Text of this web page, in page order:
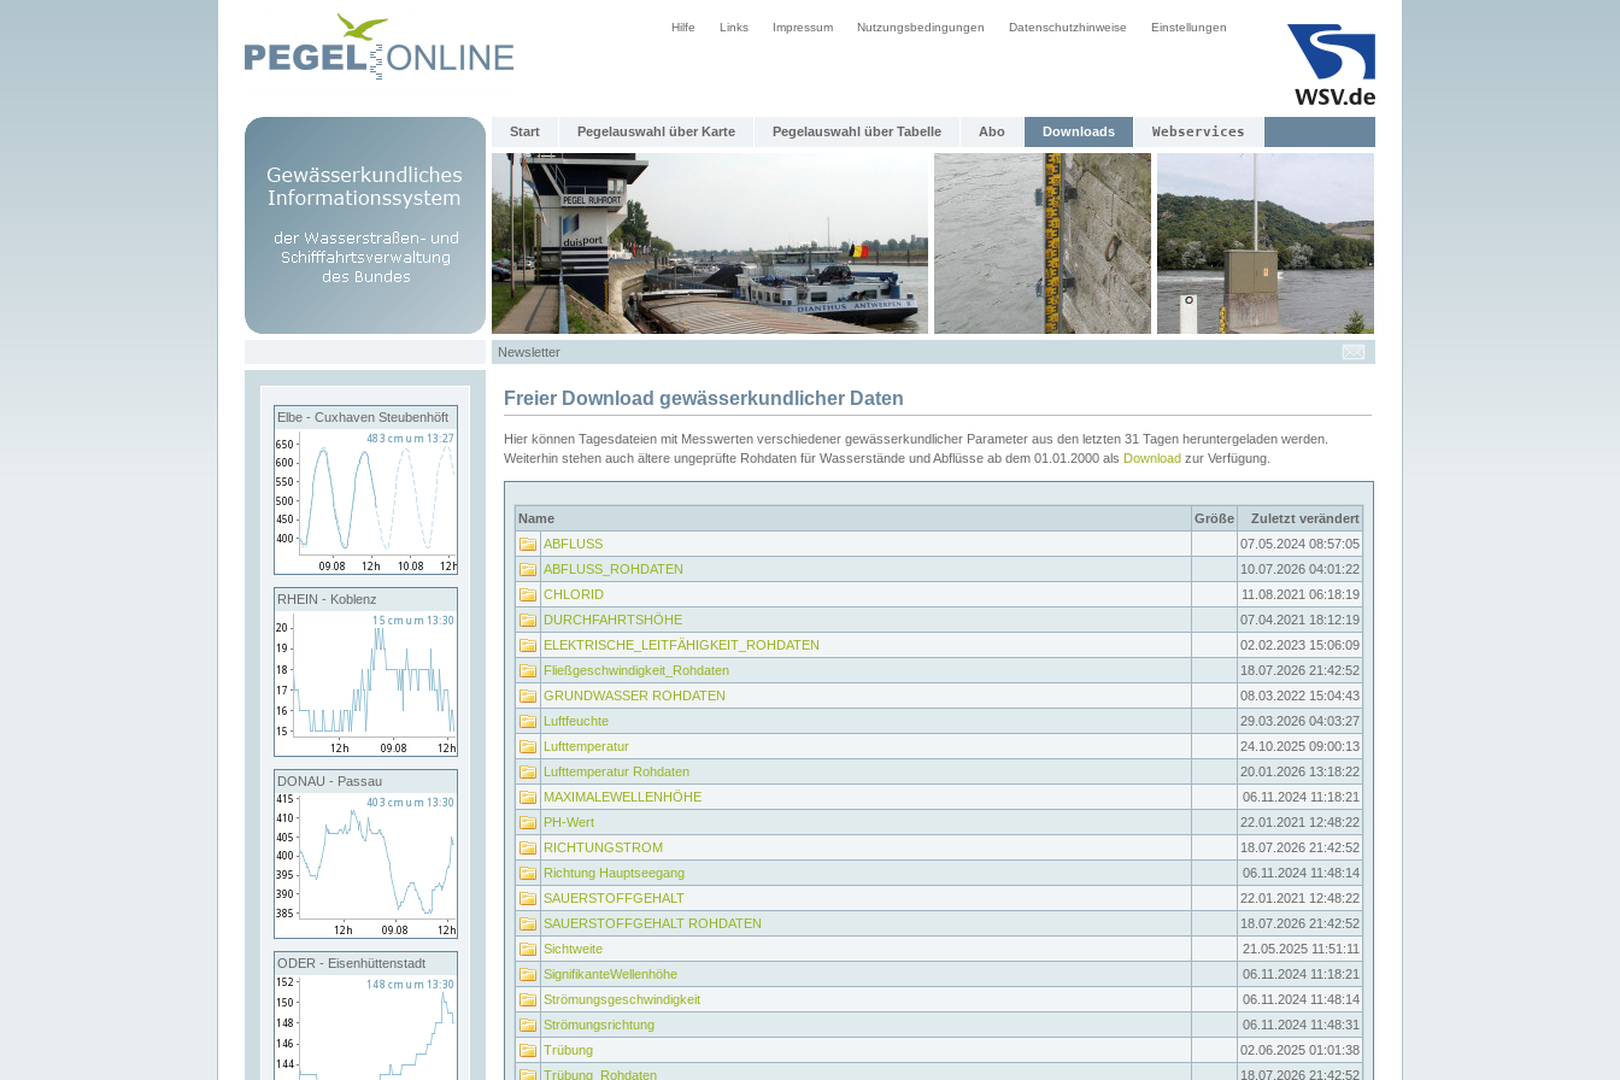
Hilfe Links Impressum Nutzungsbedingungen Datenschutzhinweise Einstellungen
Start Pegelauswahl über Karte Pegelauswahl über Tabelle Abo Downloads Webservices
Newsletter
Elbe - Cuxhaven Steubenhöft
RHEIN - Koblenz
DONAU - Passau
ODER - Eisenhüttenstadt
Freier Download gewässerkundlicher Daten
Hier können Tagesdateien mit Messwerten verschiedener gewässerkundlicher Parameter aus den letzten 31 Tagen heruntergeladen werden.
Weiterhin stehen auch ältere ungeprüfte Rohdaten für Wasserstände und Abflüsse ab dem 01.01.2000 als Download zur Verfügung.
Name Größe
Zuletzt verändert
ABFLUSS
07.05.2024 08:57:05
ABFLUSS_ROHDATEN
10.07.2026 04:01:22
CHLORID
11.08.2021 06:18:19
DURCHFAHRTSHÖHE
07.04.2021 18:12:19
ELEKTRISCHE_LEITFÄHIGKEIT_ROHDATEN
02.02.2023 15:06:09
Fließgeschwindigkeit_Rohdaten
18.07.2026 21:42:52
GRUNDWASSER ROHDATEN
08.03.2022 15:04:43
Luftfeuchte
29.03.2026 04:03:27
Lufttemperatur
24.10.2025 09:00:13
Lufttemperatur Rohdaten
20.01.2026 13:18:22
MAXIMALEWELLENHÖHE
06.11.2024 11:18:21
PH-Wert
22.01.2021 12:48:22
RICHTUNGSTROM
18.07.2026 21:42:52
Richtung Hauptseegang
06.11.2024 11:48:14
SAUERSTOFFGEHALT
22.01.2021 12:48:22
SAUERSTOFFGEHALT ROHDATEN
18.07.2026 21:42:52
Sichtweite
21.05.2025 11:51:11
SignifikanteWellenhöhe
06.11.2024 11:18:21
Strömungsgeschwindigkeit
06.11.2024 11:48:14
Strömungsrichtung
06.11.2024 11:48:31
Trübung
02.06.2025 01:01:38
Trübung_Rohdaten
18.07.2026 21:42:52